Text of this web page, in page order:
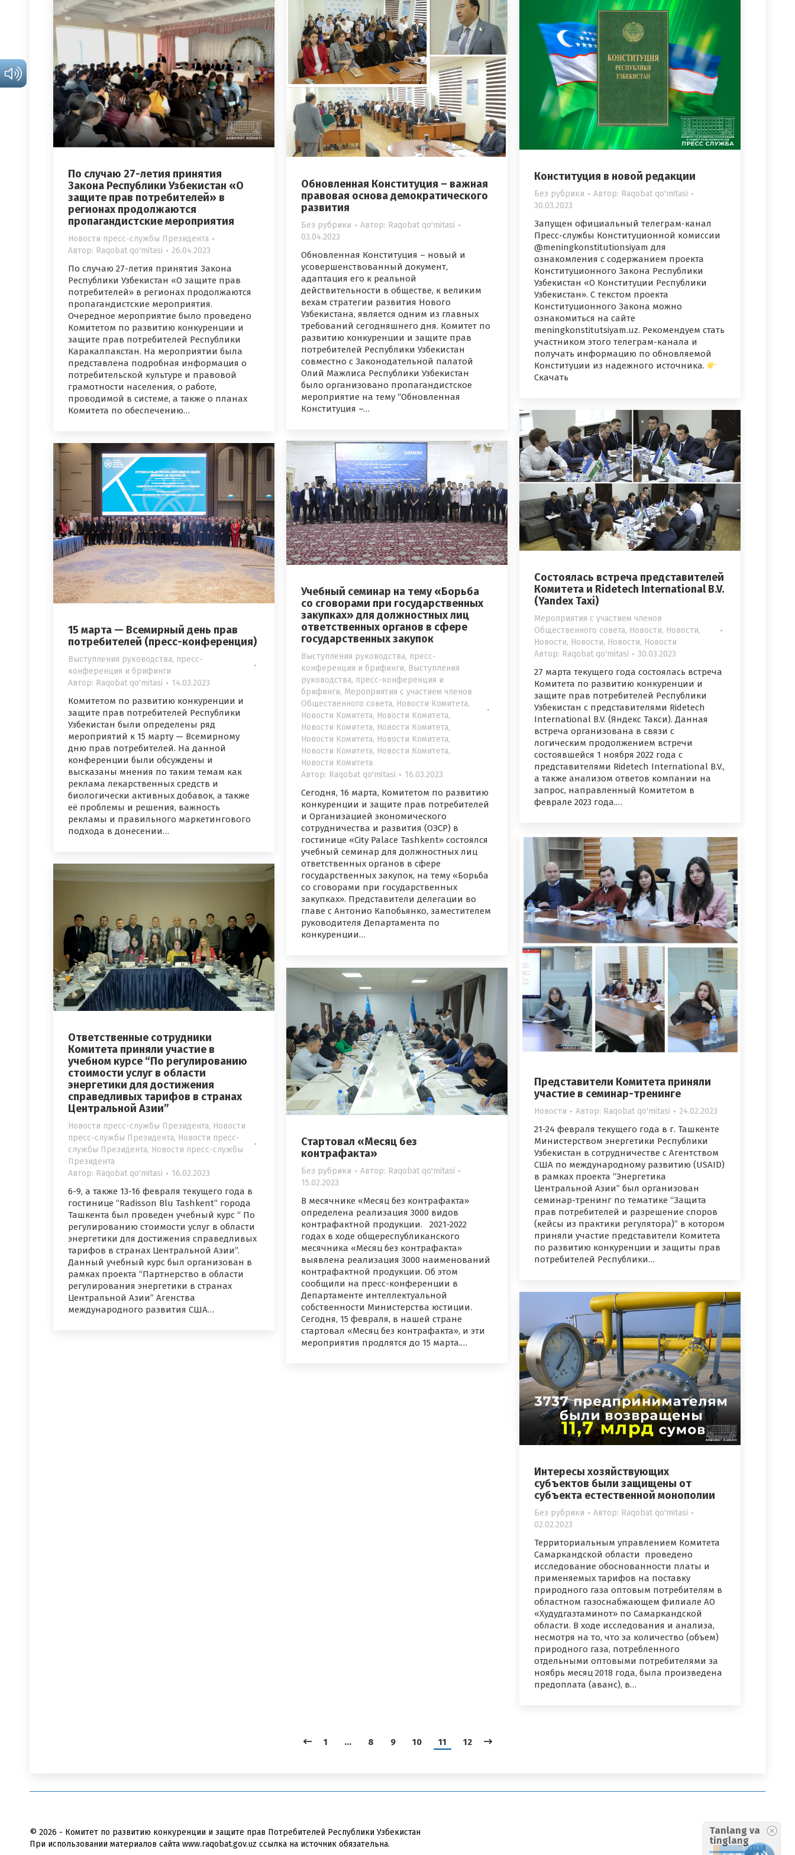
По случаю 27-летия принятия
Закона Республики Узбекистан «О
защите прав потребителей» в
регионах продолжаются
пропагандистские мероприятия
Новости пресс-службы Президента
Автор: Raqobat qo'mitasi 26.04.2023
По случаю 27-летия принятия Закона
Республики Узбекистан «О защите прав
потребителей» в регионах продолжаются
пропагандистские мероприятия.
Очередное мероприятие было проведено
Комитетом по развитию конкуренции и
защите прав потребителей Республики
Каракалпакстан. На мероприятии была
представлена подробная информация о
потребительской культуре и правовой
грамотности населения, о работе,
проводимой в системе, а также о планах
Комитета по обеспечению…
Обновленная Конституция – важная
правовая основа демократического
развития
Без рубрики Автор: Raqobat qo'mitasi
03.04.2023
Обновленная Конституция – новый и
усовершенствованный документ,
адаптация его к реальной
действительности в обществе, к великим
вехам стратегии развития Нового
Узбекистана, является одним из главных
требований сегодняшнего дня. Комитет по
развитию конкуренции и защите прав
потребителей Республики Узбекистан
совместно с Законодательной палатой
Олий Мажлиса Республики Узбекистан
было организовано пропагандистское
мероприятие на тему “Обновленная
Конституция –…
Конституция в новой редакции
Без рубрики Автор: Raqobat qo'mitasi
30.03.2023
Запущен официальный телеграм-канал
Пресс-службы Конституционной комиссии
@meningkonstitutionsiyam для
ознакомления с содержанием проекта
Конституционного Закона Республики
Узбекистан «О Конституции Республики
Узбекистан». С текстом проекта
Конституционного Закона можно
ознакомиться на сайте
meningkonstitutsiyam.uz. Рекомендуем стать
участником этого телеграм-канала и
получать информацию по обновляемой
Конституции из надежного источника.
Скачать
Состоялась встреча представителей
Комитета и Ridetech International B.V.
(Yandex Taxi)
Мероприятия с участием членов
Общественного совета, Новости, Новости,
Новости, Новости, Новости, Новости
Автор: Raqobat qo'mitasi 30.03.2023
27 марта текущего года состоялась встреча
Комитета по развитию конкуренции и
защите прав потребителей Республики
Узбекистан с представителями Ridetech
International B.V. (Яндекс Такси). Данная
встреча организована в связи с
логическим продолжением встречи
состоявшейся 1 ноября 2022 года с
представителями Ridetech International B.V.,
а также анализом ответов компании на
запрос, направленный Комитетом в
феврале 2023 года.…
Учебный семинар на тему «Борьба
со сговорами при государственных
закупках» для должностных лиц
ответственных органов в сфере
государственных закупок
Выступления руководства, пресс-
конференция и брифинги, Выступления
руководства, пресс-конференция и
брифинги, Мероприятия с участием членов
Общественного совета, Новости Комитета,
Новости Комитета, Новости Комитета,
Новости Комитета, Новости Комитета,
Новости Комитета, Новости Комитета,
Новости Комитета, Новости Комитета,
Новости Комитета
Автор: Raqobat qo'mitasi 16.03.2023
Сегодня, 16 марта, Комитетом по развитию
конкуренции и защите прав потребителей
и Организацией экономического
сотрудничества и развития (ОЭСР) в
гостинице «City Palace Tashkent» состоялся
учебный семинар для должностных лиц
ответственных органов в сфере
государственных закупок, на тему «Борьба
со сговорами при государственных
закупках». Представители делегации во
главе с Антонио Капобьянко, заместителем
руководителя Департамента по
конкуренции…
15 марта — Всемирный день прав
потребителей (пресс-конференция)
Выступления руководства, пресс-
конференция и брифинги
Автор: Raqobat qo'mitasi 14.03.2023
Комитетом по развитию конкуренции и
защите прав потребителей Республики
Узбекистан были определены ряд
мероприятий к 15 марту — Всемирному
дню прав потребителей. На данной
конференции были обсуждены и
высказаны мнения по таким темам как
реклама лекарственных средств и
биологически активных добавок, а также
её проблемы и решения, важность
рекламы и правильного маркетингового
подхода в донесении…
Представители Комитета приняли
участие в семинар-тренинге
Новости Автор: Raqobat qo'mitasi 24.02.2023
21-24 февраля текущего года в г. Ташкенте
Министерством энергетики Республики
Узбекистан в сотрудничестве с Агентством
США по международному развитию (USAID)
в рамках проекта “Энергетика
Центральной Азии” был организован
семинар-тренинг по тематике “Защита
прав потребителей и разрешение споров
(кейсы из практики регулятора)” в котором
приняли участие представители Комитета
по развитию конкуренции и защиты прав
потребителей Республики…
Ответственные сотрудники
Комитета приняли участие в
учебном курсе “По регулированию
стоимости услуг в области
энергетики для достижения
справедливых тарифов в странах
Центральной Азии”
Новости пресс-службы Президента, Новости
пресс-службы Президента, Новости пресс-
службы Президента, Новости пресс-службы
Президента
Автор: Raqobat qo'mitasi 16.02.2023
6-9, а также 13-16 февраля текущего года в
гостинице “Radisson Blu Tashkent” города
Ташкента был проведен учебный курс “ По
регулированию стоимости услуг в области
энергетики для достижения справедливых
тарифов в странах Центральной Азии”.
Данный учебный курс был организован в
рамках проекта “Партнерство в области
регулирования энергетики в странах
Центральной Азии” Агенства
международного развития США…
Стартовал «Месяц без
контрафакта»
Без рубрики Автор: Raqobat qo'mitasi
15.02.2023
В месячнике «Месяц без контрафакта»
определена реализация 3000 видов
контрафактной продукции. 2021-2022
годах в ходе общереспубликанского
месячника «Месяц без контрафакта»
выявлена ​​реализация 3000 наименований
контрафактной продукции. Об этом
сообщили на пресс-конференции в
Департаменте интеллектуальной
собственности Министерства юстиции.
Сегодня, 15 февраля, в нашей стране
стартовал «Месяц без контрафакта», и эти
мероприятия продлятся до 15 марта.…
Интересы хозяйствующих
субъектов были защищены от
субъекта естественной монополии
Без рубрики Автор: Raqobat qo'mitasi
02.02.2023
Территориальным управлением Комитета
Самаркандской области проведено
исследование обоснованности платы и
применяемых тарифов на поставку
природного газа оптовым потребителям в
областном газоснабжающем филиале АО
«Худудгазтаминот» по Самаркандской
области. В ходе исследования и анализа,
несмотря на то, что за количество (объем)
природного газа, потребленного
отдельными оптовыми потребителями за
ноябрь месяц 2018 года, была произведена
предоплата (аванс), в…
1 … 8 9 10 11 12
© 2026 - Комитет по развитию конкуренции и защите прав Потребителей Республики Узбекистан
При использовании материалов сайта www.raqobat.gov.uz ссылка на источник обязательна.
Tanlang va
tinglang